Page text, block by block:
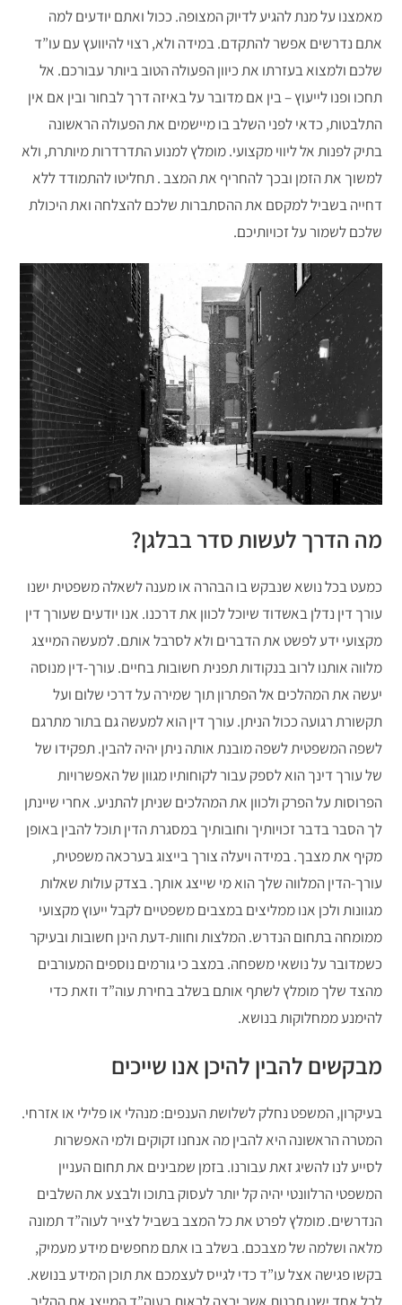
מאמצנו על מנת להגיע לדיוק המצופה. ככול ואתם יודעים למה
אתם נדרשים אפשר להתקדם. במידה ולא, רצוי להיוועץ עם עו”ד
שלכם ולמצוא בעזרתו את כיוון הפעולה הטוב ביותר עבורכם. אל
תחכו ופנו לייעוץ – בין אם מדובר על באיזה דרך לבחור ובין אם אין
התלבטות, כדאי לפני השלב בו מיישמים את הפעולה הראשונה
בתיק לפנות אל ליווי מקצועי. מומלץ למנוע התדרדרות מיותרת, ולא
למשוך את הזמן ובכך להחריף את המצב . תחליטו להתמודד ללא
דחייה בשביל למקסם את ההסתברות שלכם להצלחה ואת היכולת
שלכם לשמור על זכויותיכם.
מה הדרך לעשות סדר בבלגן?
כמעט בכל נושא שנבקש בו הבהרה או מענה לשאלה משפטית ישנו
עורך דין נדלן באשדוד שיוכל לכוון את דרכנו. אנו יודעים שעורך דין
מקצועי ידע לפשט את הדברים ולא לסרבל אותם. למעשה המייצג
מלווה אותנו לרוב בנקודות תפנית חשובות בחיים. עורך-דין מנוסה
יעשה את המהלכים אל הפתרון תוך שמירה על דרכי שלום ועל
תקשורת רגועה ככול הניתן. עורך דין הוא למעשה גם בתור מתרגם
לשפה המשפטית לשפה מובנת אותה ניתן יהיה להבין. תפקידו של
של עורך דינך הוא לספק עבור לקוחותיו מגוון של האפשרויות
הפרוסות על הפרק ולכוון את המהלכים שניתן להתניע. אחרי שיינתן
לך הסבר בדבר זכויותיך וחובותיך במסגרת הדין תוכל להבין באופן
מקיף את מצבך. במידה ויעלה צורך בייצוג בערכאה משפטית,
עורך-הדין המלווה שלך הוא מי שייצג אותך. בצדק עולות שאלות
מגוונות ולכן אנו ממליצים במצבים משפטיים לקבל ייעוץ מקצועי
ממומחה בתחום הנדרש. המלצות וחוות-דעת הינן חשובות ובעיקר
כשמדובר על נושאי משפחה. במצב כי גורמים נוספים המעורבים
מהצד שלך מומלץ לשתף אותם בשלב בחירת עוה”ד וזאת כדי
להימנע ממחלוקות בנושא.
מבקשים להבין להיכן אנו שייכים
בעיקרון, המשפט נחלק לשלושת הענפים: מנהלי או פלילי או אזרחי.
המטרה הראשונה היא להבין מה אנחנו זקוקים ולמי האפשרות
לסייע לנו להשיג זאת עבורנו. בזמן שמבינים את תחום העניין
המשפטי הרלוונטי יהיה קל יותר לעסוק בתוכו ולבצע את השלבים
הנדרשים. מומלץ לפרט את כל המצב בשביל לצייר לעוה”ד תמונה
מלאה ושלמה של מצבכם. בשלב בו אתם מחפשים מידע מעמיק,
בקשו פגישה אצל עו”ד כדי לגייס לעצמכם את תוכן המידע בנושא.